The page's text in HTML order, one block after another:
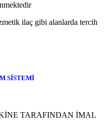
ilaç gibi alanlarda tercih
SİSTEMİ
TARAFINDAN İMAL